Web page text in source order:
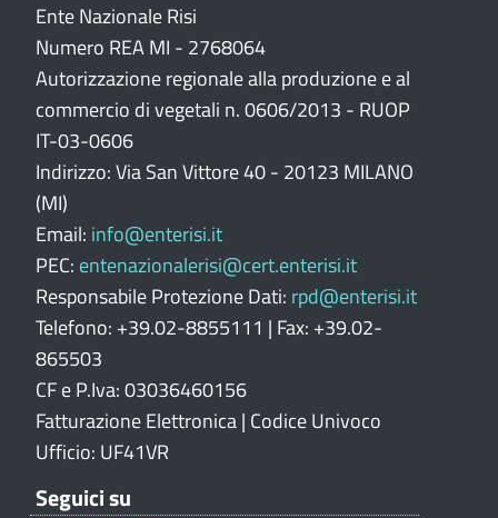
Ente Nazionale Risi
Numero REA MI - 2768064
Autorizzazione regionale alla produzione e al
commercio di vegetali n. 0606/2013 - RUOP
IT-03-0606
Indirizzo: Via San Vittore 40 - 20123 MILANO
(MI)
Email: info@enterisi.it
PEC: entenazionalerisi@cert.enterisi.it
Responsabile Protezione Dati: rpd@enterisi.it
Telefono: +39.02-8855111 | Fax: +39.02-
865503
CF e P.Iva: 03036460156
Fatturazione Elettronica | Codice Univoco
Ufficio: UF41VR
Seguici su